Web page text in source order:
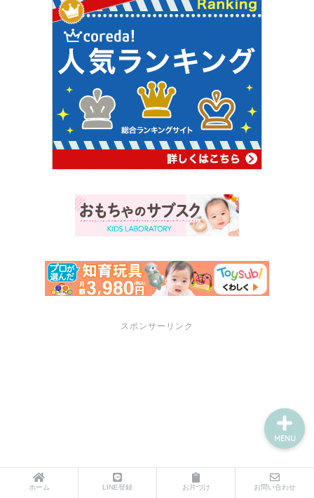
スポンサーリンク
ホーム LINE登録 お片づけ お問い合わせ
MENU
サポートメニュー
講座・セミナーのご案内
プロフィール